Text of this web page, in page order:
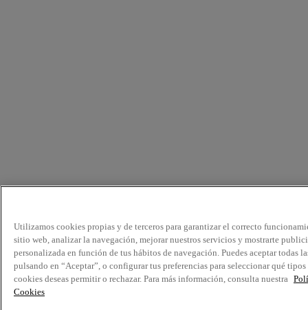
Utilizamos cookies propias y de terceros para garantizar el correcto
sitio web, analizar la navegación, mejorar nuestros servicios y mostrarte
personalizada en función de tus hábitos de navegación. Puedes aceptar todas
pulsando en “Aceptar”, o configurar tus preferencias para seleccionar qué tipos
cookies deseas permitir o rechazar. Para más información, consulta nuestra
Cookies